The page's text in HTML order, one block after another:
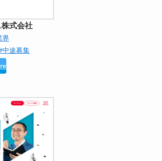
式会社
界
中途募集